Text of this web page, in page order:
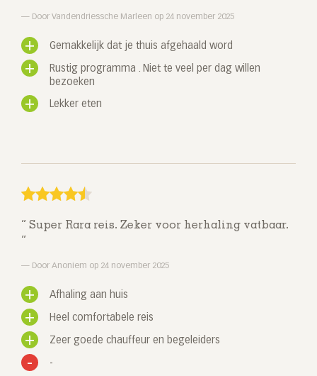
Door Vandendriessche Marleen op 24 november 2025
Gemakkelijk dat je thuis afgehaald word
Rustig programma . Niet te veel per dag willen
bezoeken
Lekker eten
Super Rara reis. Zeker voor herhaling vatbaar.
Door Anoniem op 24 november 2025
Afhaling aan huis
Heel comfortabele reis
Zeer goede chauffeur en begeleiders
-